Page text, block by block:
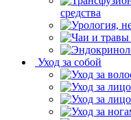
средства
Уход за собой